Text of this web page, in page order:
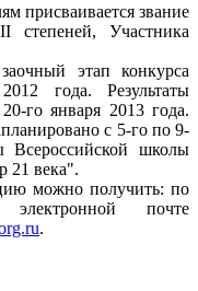
звание
Участника
этап конкурса
года. Результаты
го января 2013 года.
с 5-го по 9-
школы
21 века".
получить: по
почте
.